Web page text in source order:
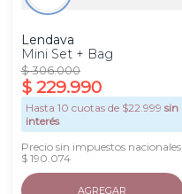
Lendava
Mini Set + Bag
$ 306.000
$ 229.990
Hasta 10 cuotas de $22.999 sin
interés
Precio sin impuestos nacionales
$ 190.074
AGREGAR